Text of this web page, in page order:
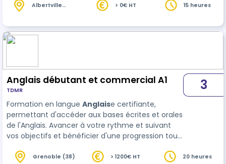
conversation en
professionnel simple
maitrise de la grammaire et de la conjugaison
anglaise. Le stagiaire aura 15 heures de cours
Albertville
> 0€ HT 15 heures
Anglais débutant et commercial A1
TDMR
Formation en langue Anglaise certifiante,
permettant d'accéder aux bases écrites et orales
de l'Anglais. Avancer à votre rythme et suivant
vos objectifs et bénéficier d'une progression tout
individualisée à partir d'un positionnement in…
3
Grenoble (38) > 1200€ HT 20 heures